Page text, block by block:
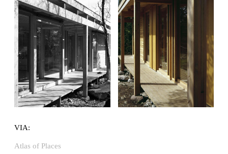
VIA:
Atlas of Places